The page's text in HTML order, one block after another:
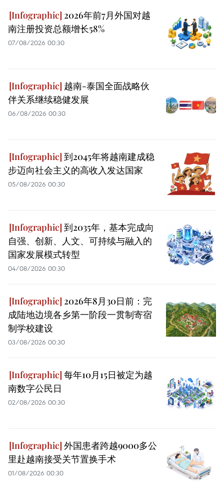
2026年前7月外国对越
南注册投资总额增长58%
07/08/2026 00:30
越南-泰国全面战略伙
伴关系继续稳健发展
06/08/2026 00:30
到2045年将越南建成稳
步迈向社会主义的高收入发达国家
05/08/2026 00:30
到2035年，基本完成向
自强、创新、人文、可持续与融入的
国家发展模式转型
04/08/2026 00:30
2026年8月30日前：完
成陆地边境各乡第一阶段一贯制寄宿
制学校建设
03/08/2026 00:30
每年10月15日被定为越
南数字公民日
02/08/2026 00:30
外国患者跨越9000多公
里赴越南接受关节置换手术
01/08/2026 00:30